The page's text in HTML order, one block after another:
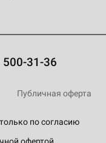
31-36
по согласию
Публичная оферта